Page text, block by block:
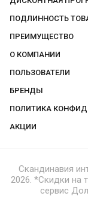
ПОДЛИННОСТЬ
ПРЕИМУЩЕСТВО
О КОМПАНИИ
ПОЛЬЗОВАТЕЛИ
БРЕНДЫ
ПОЛИТИКА
АКЦИИ
Скандинавия
2026. *Скидки на
сервис